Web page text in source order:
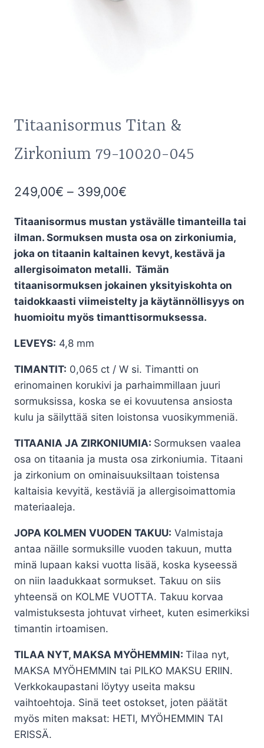
Titaanisormus Titan &
Zirkonium 79-10020-045
249,00€ – 399,00€
-
399,00€
Titaanisormus mustan ystävälle timanteilla tai
ilman. Sormuksen musta osa on zirkoniumia,
joka on titaanin kaltainen kevyt, kestävä ja
allergisoimaton metalli. Tämän
titaanisormuksen jokainen yksityiskohta on
taidokkaasti viimeistelty ja käytännöllisyys on
huomioitu myös timanttisormuksessa.
LEVEYS: 4,8 mm
TIMANTIT: 0,065 ct / W si. Timantti on
erinomainen korukivi ja parhaimmillaan juuri
sormuksissa, koska se ei kovuutensa ansiosta
kulu ja säilyttää siten loistonsa vuosikymmeniä.
TITAANIA JA ZIRKONIUMIA: Sormuksen vaalea
osa on titaania ja musta osa zirkoniumia. Titaani
ja zirkonium on ominaisuuksiltaan toistensa
kaltaisia kevyitä, kestäviä ja allergisoimattomia
materiaaleja.
JOPA KOLMEN VUODEN TAKUU: Valmistaja
antaa näille sormuksille vuoden takuun, mutta
minä lupaan kaksi vuotta lisää, koska kyseessä
on niin laadukkaat sormukset. Takuu on siis
yhteensä on KOLME VUOTTA. Takuu korvaa
valmistuksesta johtuvat virheet, kuten esimerkiksi
timantin irtoamisen.
TILAA NYT, MAKSA MYÖHEMMIN: Tilaa nyt,
MAKSA MYÖHEMMIN tai PILKO MAKSU ERIIN.
Verkkokaupastani löytyy useita maksu
vaihtoehtoja. Sinä teet ostokset, joten päätät
myös miten maksat: HETI, MYÖHEMMIN TAI
ERISSÄ.